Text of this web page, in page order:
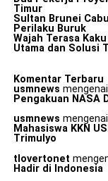
Timur
Sultan Brunei
Perilaku Buruk
Wajah Terasa
Utama dan Solusi
Komentar Terbaru
usmnews mengenai
Pengakuan NASA
usmnews mengenai
Mahasiswa KKN
Trimulyo
tlovertonet
Hadir di Indonesia